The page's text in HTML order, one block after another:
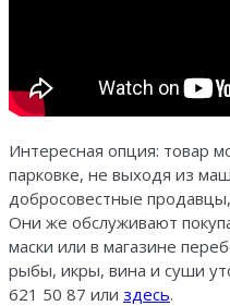
Интересная опция: товар
парковке, не выходя из
добросовестные
Они же обслуживают
маски или в магазине
рыбы, икры, вина и суши
621 50 87 или здесь.